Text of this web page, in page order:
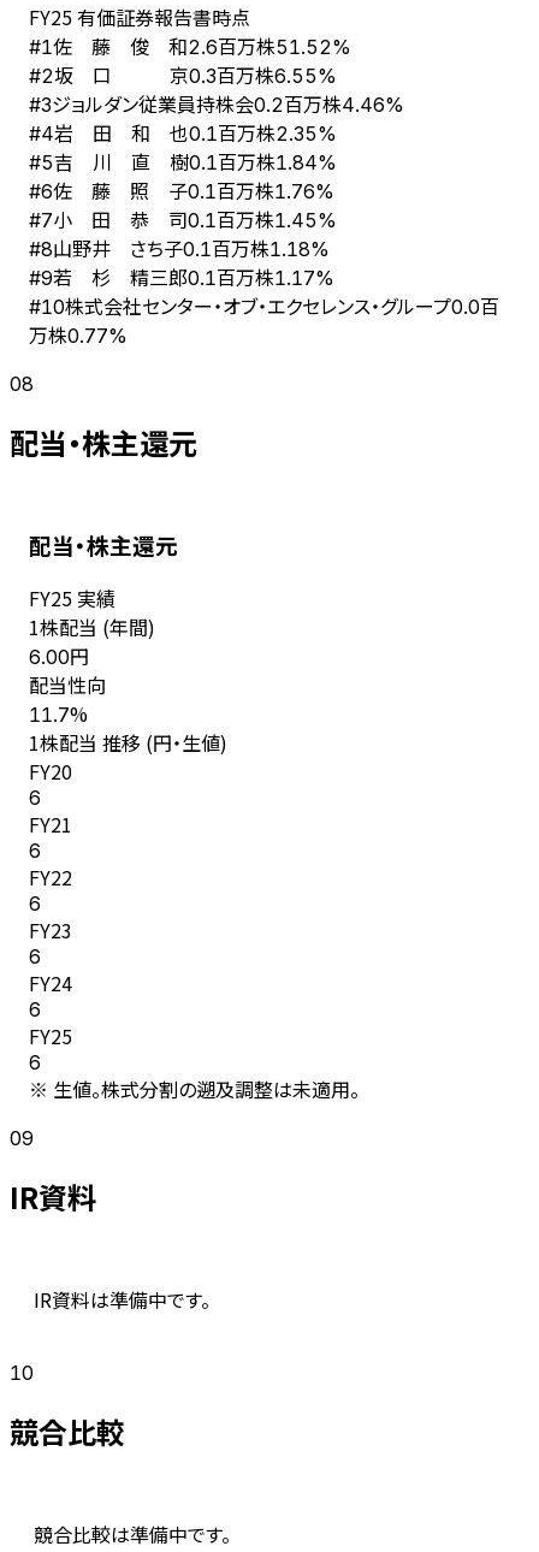
FY25 有価証券報告書時点
#1佐 藤 俊 和2.6百万株51.52%
#2坂 口 京0.3百万株6.55%
#3ジョルダン従業員持株会0.2百万株4.46%
#4岩 田 和 也0.1百万株2.35%
#5吉 川 直 樹0.1百万株1.84%
#6佐 藤 照 子0.1百万株1.76%
#7小 田 恭 司0.1百万株1.45%
#8山野井 さち子0.1百万株1.18%
#9若 杉 精三郎0.1百万株1.17%
#10株式会社センター・オブ・エクセレンス・グループ0.0百
万株0.77%
08
配当・株主還元
配当・株主還元
FY25 実績
1株配当 (年間)
6.00円
配当性向
11.7%
1株配当 推移 (円・生値)
FY20
6
FY21
6
FY22
6
FY23
6
FY24
6
FY25
6
※ 生値。株式分割の遡及調整は未適用。
09
IR資料
IR資料は準備中です。
10
競合比較
競合比較は準備中です。